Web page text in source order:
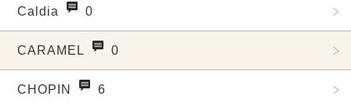
Caldia 0
CARAMEL 0
CHOPIN 6